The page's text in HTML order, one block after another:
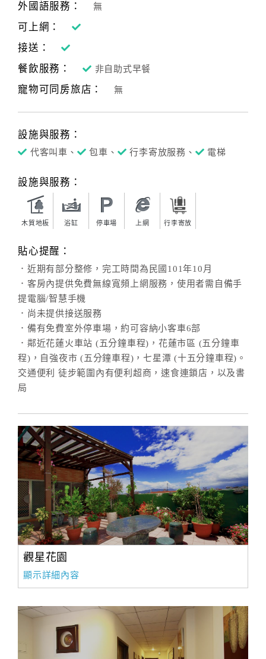
外國語服務： 無
可上網：
接送：
餐飲服務：
非自助式早餐
寵物可同房旅店： 無
設施與服務：
代客叫車、 包車、 行李寄放服務、 電梯
設施與服務：
木質地板 浴缸 停車場 上網 行李寄放
貼心提醒：
．近期有部分整修，完工時間為民國101年10月
．客房內提供免費無線寬頻上網服務，使用者需自備手
提電腦/智慧手機
．尚未提供接送服務
．備有免費室外停車場，約可容納小客車6部
．鄰近花蓮火車站 (五分鐘車程)，花蓮市區 (五分鐘車
程)，自強夜市 (五分鐘車程)，七星潭 (十五分鐘車程)。
交通便利 徒步範圍內有便利超商，速食連鎖店，以及書
局
觀星花園
顯示詳細內容